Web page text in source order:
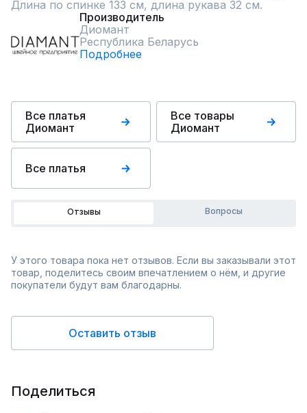
Длина по спинке 133 см, длина рукава 32 см.
Производитель
Диомант
Республика Беларусь
Подробнее
Все платья
Диомант
Все товары
Диомант
Все платья
Отзывы Вопросы
У этого товара пока нет отзывов. Если вы заказывали этот
товар, поделитесь своим впечатлением о нём, и другие
покупатели будут вам благодарны.
Оставить отзыв
Поделиться